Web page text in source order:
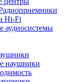
Hi-Fi
аудиосистемы
наушники